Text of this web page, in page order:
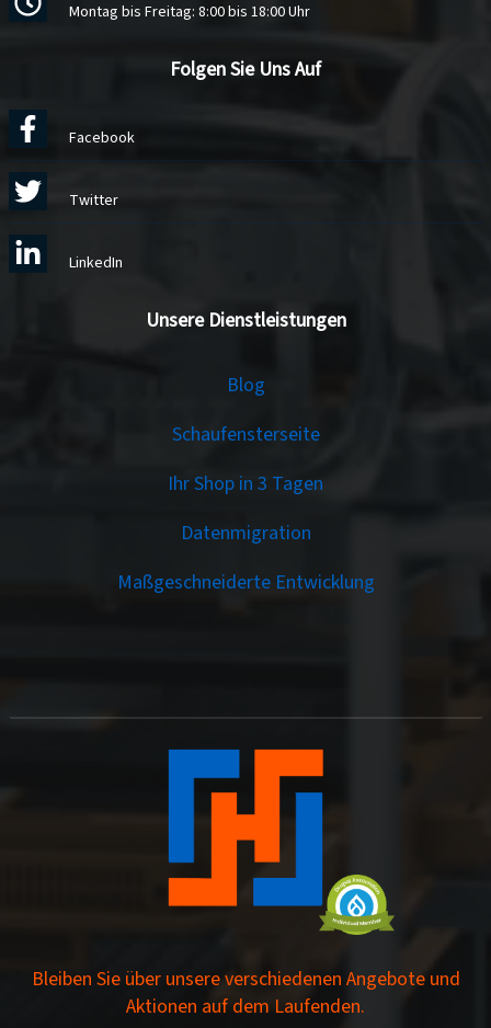
Montag bis Freitag: 8:00 bis 18:00 Uhr
Folgen Sie Uns Auf
Facebook
Twitter
LinkedIn
Unsere Dienstleistungen
Blog
Schaufensterseite
Ihr Shop in 3 Tagen
Datenmigration
Maßgeschneiderte Entwicklung
Bleiben Sie über unsere verschiedenen Angebote und
Aktionen auf dem Laufenden.